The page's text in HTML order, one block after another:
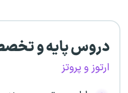
دروس پایه و
ارتوز و پروتز